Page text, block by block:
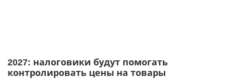
2027: налоговики будут помогать
контролировать цены на товары